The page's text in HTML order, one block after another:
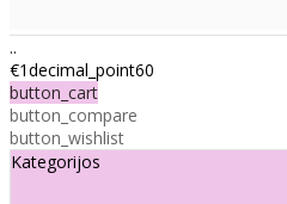
..
€1decimal_point60
button_cart
button_compare
button_wishlist
Kategorijos